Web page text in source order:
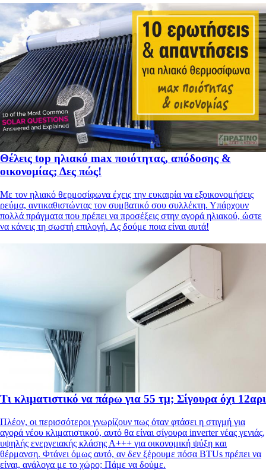
Θέλεις top ηλιακό max ποιότητας, απόδοσης &
οικονομίας; Δες πώς!
Με τον ηλιακό θερμοσίφωνα έχεις την ευκαιρία να εξοικονομήσεις
ρεύμα, αντικαθιστώντας τον συμβατικό σου συλλέκτη. Υπάρχουν
πολλά πράγματα που πρέπει να προσέξεις στην αγορά ηλιακού, ώστε
να κάνεις τη σωστή επιλογή. Ας δούμε ποια είναι αυτά!
Τι κλιματιστικό να πάρω για 55 τμ; Σίγουρα όχι 12αρι
Πλέον, οι περισσότεροι γνωρίζουν πως όταν φτάσει η στιγμή για
αγορά νέου κλιματιστικού, αυτό θα είναι σίγουρα inverter νέας γενιάς,
υψηλής ενεργειακής κλάσης Α+++ για οικονομική ψύξη και
θέρμανση. Φτάνει όμως αυτό, αν δεν ξέρουμε πόσα BTUs πρέπει να
είναι, ανάλογα με το χώρο; Πάμε να δούμε.